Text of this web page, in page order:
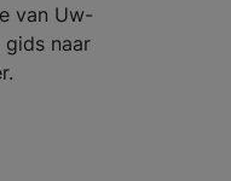
van Uw-
gids naar